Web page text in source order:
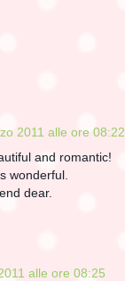
2011 alle ore 08:22
and romantic!
wonderful.
dear.
alle ore 08:25